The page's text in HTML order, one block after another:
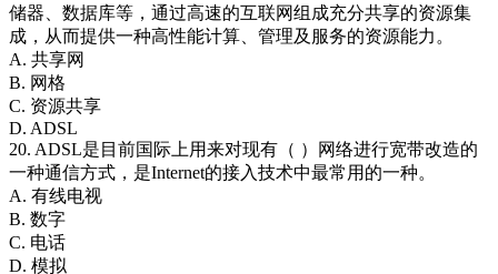
储器、数据库等，通过高速的互联网组成充分共享的资源集
成，从而提供一种高性能计算、管理及服务的资源能力。
A. 共享网
B. 网格
C. 资源共享
D. ADSL
20. ADSL是目前国际上用来对现有（ ）网络进行宽带改造的
一种通信方式，是Internet的接入技术中最常用的一种。
A. 有线电视
B. 数字
C. 电话
D. 模拟